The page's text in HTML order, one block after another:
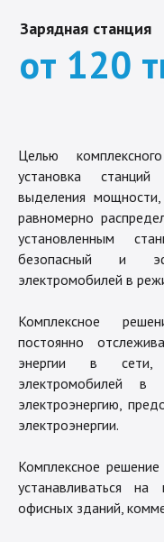
Зарядная станция
от 120
Целью
установка
выделения
равномерно
установленным
безопасный и
электромобилей в
Комплексное
постоянно
энергии в сети,
электромобилей
электроэнергию,
электроэнергии.
Комплексное
устанавливаться
офисных зданий,